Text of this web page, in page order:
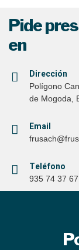
Pide
en
Dirección
Polígono
de Mogoda,
Email
Teléfono
935 74 37 67